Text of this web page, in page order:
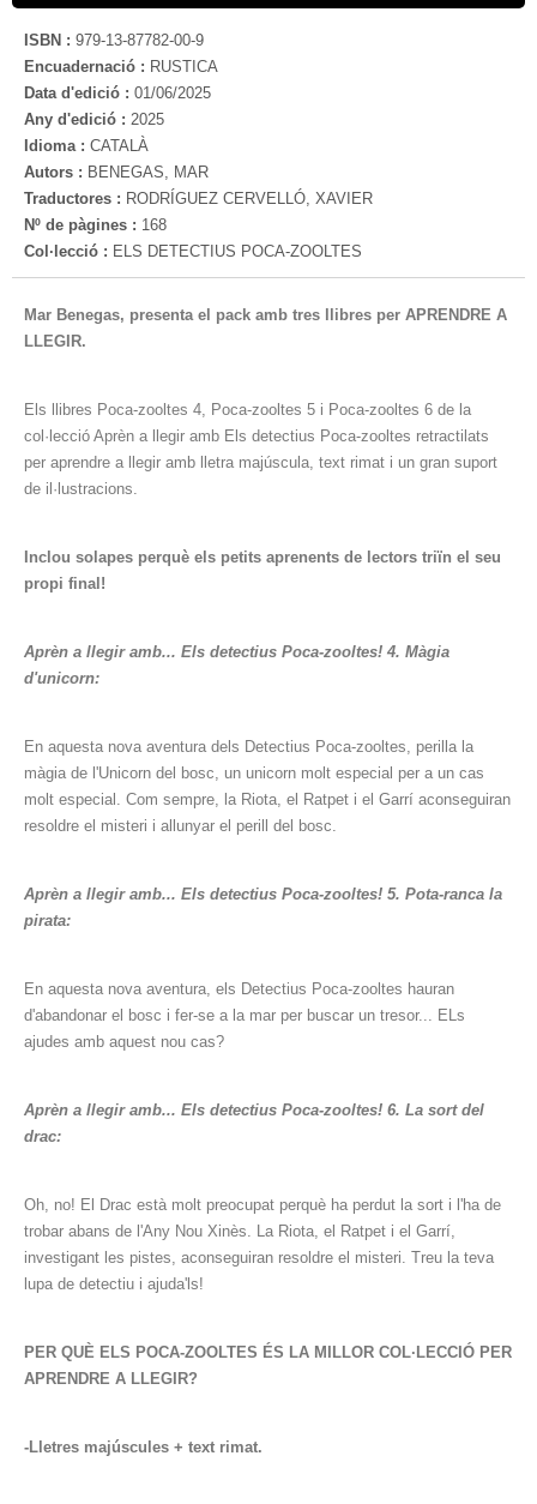
ISBN : 979-13-87782-00-9
Encuadernació : RUSTICA
Data d'edició : 01/06/2025
Any d'edició : 2025
Idioma : CATALÀ
Autors : BENEGAS, MAR
Traductores : RODRÍGUEZ CERVELLÓ, XAVIER
Nº de pàgines : 168
Col·lecció : ELS DETECTIUS POCA-ZOOLTES
Mar Benegas, presenta el pack amb tres llibres per APRENDRE A
LLEGIR.
Els llibres Poca-zooltes 4, Poca-zooltes 5 i Poca-zooltes 6 de la
col·lecció Aprèn a llegir amb Els detectius Poca-zooltes retractilats
per aprendre a llegir amb lletra majúscula, text rimat i un gran suport
de il·lustracions.
Inclou solapes perquè els petits aprenents de lectors triïn el seu
propi final!
Aprèn a llegir amb... Els detectius Poca-zooltes! 4. Màgia
d'unicorn:
En aquesta nova aventura dels Detectius Poca-zooltes, perilla la
màgia de l'Unicorn del bosc, un unicorn molt especial per a un cas
molt especial. Com sempre, la Riota, el Ratpet i el Garrí aconseguiran
resoldre el misteri i allunyar el perill del bosc.
Aprèn a llegir amb... Els detectius Poca-zooltes! 5. Pota-ranca la
pirata:
En aquesta nova aventura, els Detectius Poca-zooltes hauran
d'abandonar el bosc i fer-se a la mar per buscar un tresor... ELs
ajudes amb aquest nou cas?
Aprèn a llegir amb... Els detectius Poca-zooltes! 6. La sort del
drac:
Oh, no! El Drac està molt preocupat perquè ha perdut la sort i l'ha de
trobar abans de l'Any Nou Xinès. La Riota, el Ratpet i el Garrí,
investigant les pistes, aconseguiran resoldre el misteri. Treu la teva
lupa de detectiu i ajuda'ls!
PER QUÈ ELS POCA-ZOOLTES ÉS LA MILLOR COL·LECCIÓ PER
APRENDRE A LLEGIR?
-Lletres majúscules + text rimat.